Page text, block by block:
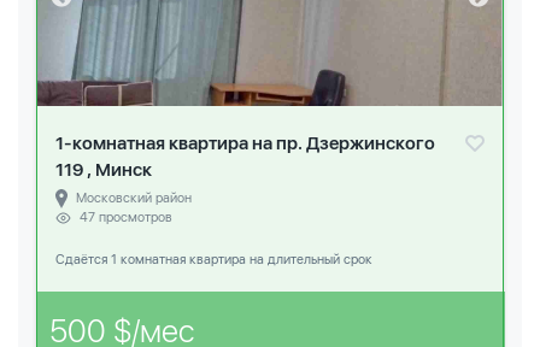
1-комнатная квартира на пр. Дзержинского
119 , Минск
Московский район
47 просмотров
Сдаётся 1 комнатная квартира на длительный срок
500 $/мес